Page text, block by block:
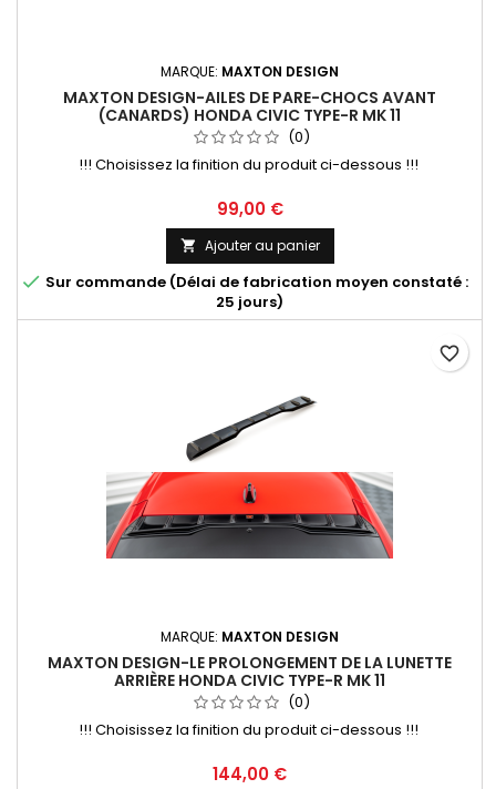
MARQUE: MAXTON DESIGN
MAXTON DESIGN-AILES DE PARE-CHOCS AVANT
(CANARDS) HONDA CIVIC TYPE-R MK 11
(0)
!!! Choisissez la finition du produit ci-dessous !!!
Prix
99,00 €
 Ajouter au panier
 Sur commande (Délai de fabrication moyen constaté :
25 jours)
MARQUE: MAXTON DESIGN
MAXTON DESIGN-LE PROLONGEMENT DE LA LUNETTE
ARRIÈRE HONDA CIVIC TYPE-R MK 11
(0)
!!! Choisissez la finition du produit ci-dessous !!!
Prix
144,00 €
favorite_border